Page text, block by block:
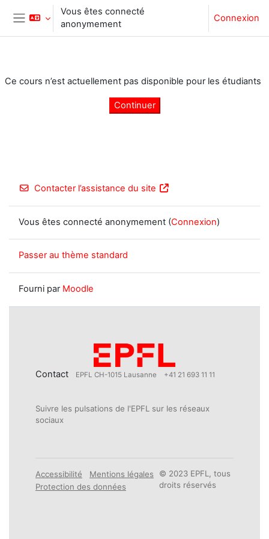
Passer au contenu principal
Panneau latéral
Vous êtes connecté
anonymement
Connexion
Ce cours n’est actuellement pas disponible pour les étudiants
Continuer
Contacter l’assistance du site
Vous êtes connecté anonymement (Connexion)
Passer au thème standard
Fourni par Moodle
Contact EPFL CH-1015 Lausanne +41 21 693 11 11
Suivre les pulsations de l'EPFL sur les réseaux
sociaux
Accessibilité
Mentions légales
Protection des données
© 2023 EPFL, tous
droits réservés